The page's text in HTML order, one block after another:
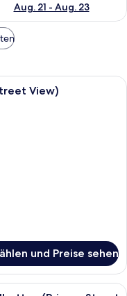
Aug. 21 - Aug. 23
mit einem großen
View)
und Preise sehen
mit zwei Betten,